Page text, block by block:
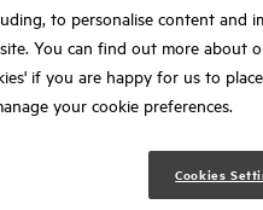
to personalise content and
You can find out more about
if you are happy for us to
your cookie preferences.
Cookies